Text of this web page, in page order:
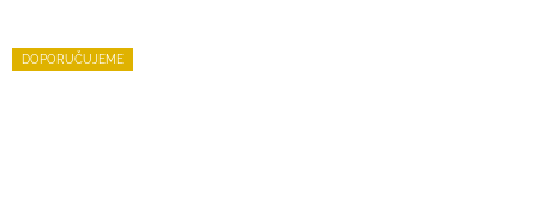
DOPORUČUJEME